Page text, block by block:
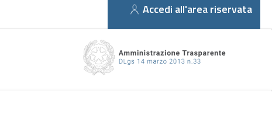
Accedi all'area riservata